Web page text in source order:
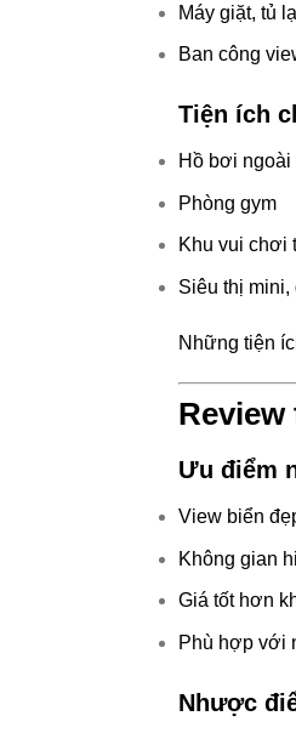
Máy giặt, tủ
Ban công
Tiện ích
Hồ bơi ngoài
Phòng gym
Khu vui chơi
Siêu thị mini,
Những tiện
Ưu điểm
View biển
Không gian
Giá tốt hơn
Phù hợp với
Nhược